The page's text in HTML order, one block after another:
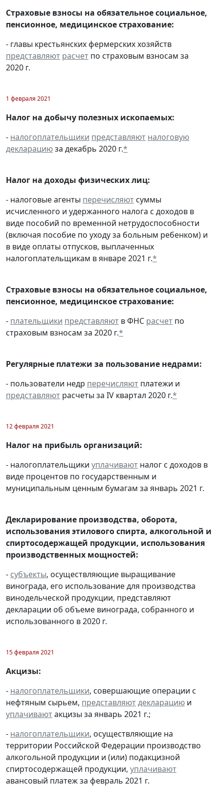
Страховые взносы на обязательное социальное,
пенсионное, медицинское страхование:
- главы крестьянских фермерских хозяйств
представляют расчет по страховым взносам за
2020 г.
1 февраля 2021
Налог на добычу полезных ископаемых:
- налогоплательщики представляют налоговую
декларациюза декабрь 2020 г.*
Налог на доходы физических лиц:
- налоговые агенты перечисляют суммы
исчисленного и удержанного налога с доходов в
виде пособий по временной нетрудоспособности
(включая пособие по уходу за больным ребенком) и
в виде оплаты отпусков, выплаченных
налогоплательщикам в январе 2021 г.*
Страховые взносы на обязательное социальное,
пенсионное, медицинское страхование:
- плательщики представляют в ФНС расчет по
страховым взносам за 2020 г.*
Регулярные платежи за пользование недрами:
- пользователи недр перечисляют платежи и
представляют расчеты за IV квартал 2020 г.*
12 февраля 2021
Налог на прибыль организаций:
- налогоплательщики уплачивают налог с доходов в
виде процентов по государственным и
муниципальным ценным бумагам за январь 2021 г.
Декларирование производства, оборота,
использования этилового спирта, алкогольной и
спиртосодержащей продукции, использования
производственных мощностей:
- субъекты, осуществляющие выращивание
винограда, его использование для производства
винодельческой продукции, представляют
декларации об объеме винограда, собранного и
использованного в 2020 г.
15 февраля 2021
Акцизы:
- налогоплательщики, совершающие операции с
нефтяным сырьем, представляютдекларацию и
уплачиваютакцизы за январь 2021 г.;
- налогоплательщики, осуществляющие на
территории Российской Федерации производство
алкогольной продукции и (или) подакцизной
спиртосодержащей продукции, уплачивают
авансовый платеж за февраль 2021 г.